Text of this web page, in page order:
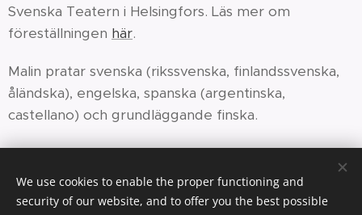
Svenska Teatern i Helsingfors. Läs mer om
föreställningen här.
Malin pratar svenska (rikssvenska, finlandssvenska,
åländska), engelska, spanska (argentinska,
castellano) och grundläggande finska.
We use cookies to enable the proper functioning and
security of our website, and to offer you the best possible